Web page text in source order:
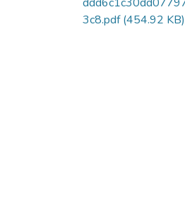
3c8.pdf(454.92 KB)